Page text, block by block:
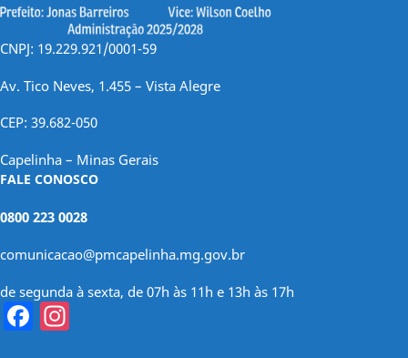
CNPJ: 19.229.921/0001-59
Av. Tico Neves, 1.455 – Vista Alegre
CEP: 39.682-050
Capelinha – Minas Gerais
FALE CONOSCO
0800 223 0028
comunicacao@pmcapelinha.mg.gov.br
de segunda à sexta, de 07h às 11h e 13h às 17h
Facebook